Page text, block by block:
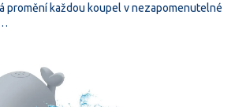
promění každou koupel v nezapomenutelné